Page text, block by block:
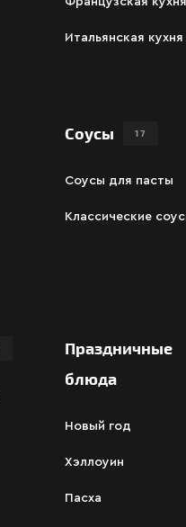
Итальянская кухня
Соусы 17
Соусы для пасты
Классические
Праздничные
блюда
Новый год
Хэллоуин
Пасха